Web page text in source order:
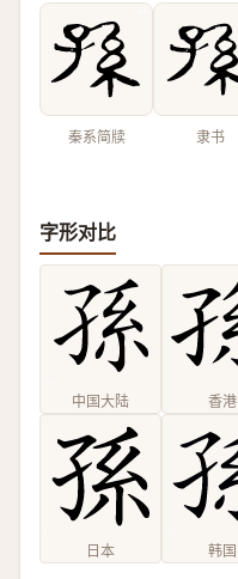
秦系简牍 隶书
字形对比
中国大陆 香港
日本 韩国